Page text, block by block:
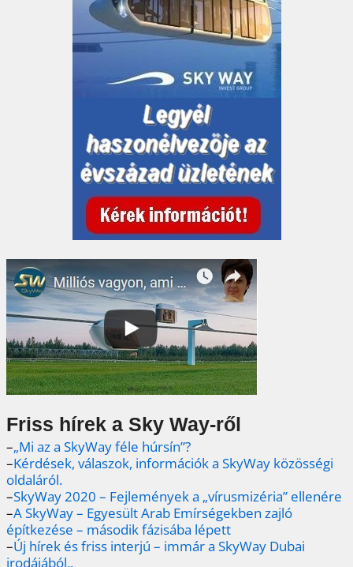
Friss hírek a Sky Way-ről
–„Mi az a SkyWay féle húrsín”?
–Kérdések, válaszok, információk a SkyWay közösségi
oldaláról.
–SkyWay 2020 – Fejlemények a „vírusmizéria” ellenére
–A SkyWay – Egyesült Arab Emírségekben zajló
építkezése – második fázisába lépett
–Új hírek és friss interjú – immár a SkyWay Dubai
irodájából..